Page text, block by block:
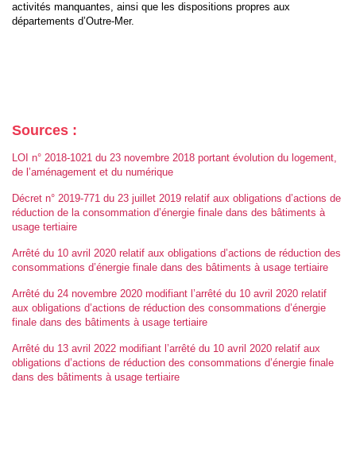
activités manquantes, ainsi que les dispositions propres aux
départements d’Outre-Mer.
Sources :
LOI n° 2018-1021 du 23 novembre 2018 portant évolution du logement,
de l’aménagement et du numérique
Décret n° 2019-771 du 23 juillet 2019 relatif aux obligations d’actions de
réduction de la consommation d’énergie finale dans des bâtiments à
usage tertiaire
Arrêté du 10 avril 2020 relatif aux obligations d’actions de réduction des
consommations d’énergie finale dans des bâtiments à usage tertiaire
Arrêté du 24 novembre 2020 modifiant l’arrêté du 10 avril 2020 relatif
aux obligations d’actions de réduction des consommations d’énergie
finale dans des bâtiments à usage tertiaire
Arrêté du 13 avril 2022 modifiant l’arrêté du 10 avril 2020 relatif aux
obligations d’actions de réduction des consommations d’énergie finale
dans des bâtiments à usage tertiaire